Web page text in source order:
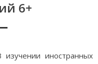
6+
изучении иностранных